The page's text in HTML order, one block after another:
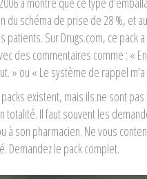
du schéma de prise de 28 %, et
patients. Sur Drugs.com, ce pack
des commentaires comme : «
» ou « Le système de rappel
packs existent, mais ils ne sont
totalité. Il faut souvent les
à son pharmacien. Ne vous
Demandez le pack complet.